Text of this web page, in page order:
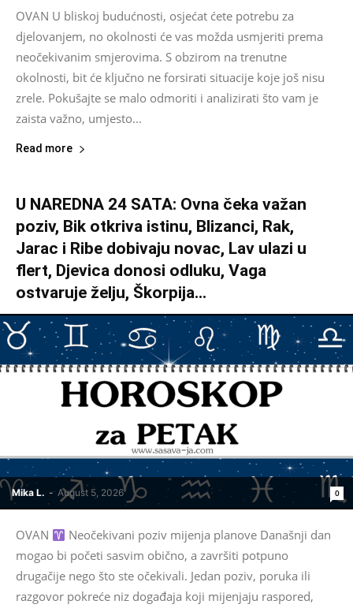
OVAN U bliskoj budućnosti, osjećat ćete potrebu za
djelovanjem, no okolnosti će vas možda usmjeriti prema
neočekivanim smjerovima. S obzirom na trenutne
okolnosti, bit će ključno ne forsirati situacije koje još nisu
zrele. Pokušajte se malo odmoriti i analizirati što vam je
zaista važno, umjesto...
Read more
U NAREDNA 24 SATA: Ovna čeka važan
poziv, Bik otkriva istinu, Blizanci, Rak,
Jarac i Ribe dobivaju novac, Lav ulazi u
flert, Djevica donosi odluku, Vaga
ostvaruje želju, Škorpija...
Mika L. - August 5, 2026 0
OVAN
Neočekivani poziv mijenja planove Današnji dan
mogao bi početi sasvim obično, a završiti potpuno
drugačije nego što ste očekivali. Jedan poziv, poruka ili
razgovor pokreće niz događaja koji mijenjaju raspored,